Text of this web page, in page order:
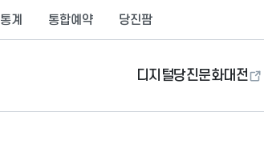
계 통합예약 당진팜
디지털당진문화대전